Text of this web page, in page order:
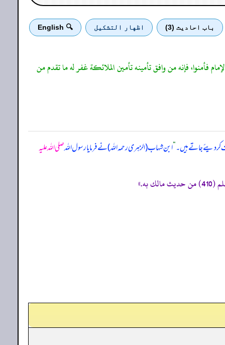
باب احادیث (3) اظهار التشكيل 🔍 English
فأمنوا، فإنه من وافق تأمينه تأمين الملائكة غفر له ما تقدم من
کر دیئے جاتے ہیں۔“ابن شہاب (الزہری رحمہ اللہ) نے فرمایا رسول اللہصلی اللہ علیہ